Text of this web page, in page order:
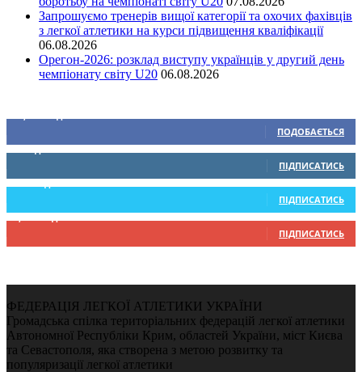
Запрошуємо тренерів вищої категорії та охочих фахівців
з легкої атлетики на курси підвищення кваліфікації
06.08.2026
Орегон-2026: розклад виступу українців у другий день
чемпіонату світу U20 06.08.2026
ПОДОБАЄТЬСЯ
0 Підписників
ПІДПИСАТИСЬ
234 Підписників
ПІДПИСАТИСЬ
9,370 Підписників
ПІДПИСАТИСЬ
ФЕДЕРАЦІЯ ЛЕГКОЇ АТЛЕТИКИ УКРАЇНИ
Громадська спілка територіальних федерацій легкої атлетики
Автономної Республіки Крим, областей України, міст Києва
та Севастополя, яка створена з метою розвитку та
популяризації легкої атлетики